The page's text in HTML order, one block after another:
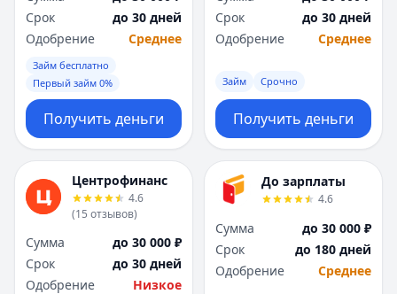
Вся Россия
Вся Россия
Срок
до 30 дней
Одобрение
Среднее
Займ бесплатно
Первый займ 0%
Получить деньги
Срок
до 30 дней
Одобрение
Среднее
Займ Срочно
Получить деньги
Центрофинанс
4.6
(15 отзывов)
Сумма
до 30 000 ₽
Срок
до 30 дней
Одобрение
Низкое
До зарплаты
4.6
Сумма
до 30 000 ₽
Срок
до 180 дней
Одобрение
Среднее